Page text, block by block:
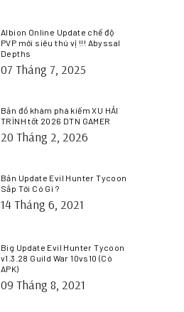
Albion Online Update chế độ
PVP mới siêu thú vị !!! Abyssal
Depths
07 Tháng 7, 2025
Bản đồ khám phá kiếm XU HẢI
TRÌNH tốt 2026 DTN GAMER
20 Tháng 2, 2026
Bản Update Evil Hunter Tycoon
Sắp Tới Có Gì ?
14 Tháng 6, 2021
Big Update Evil Hunter Tycoon
v1.3.28 Guild War 10vs10 (Có
APK)
09 Tháng 8, 2021